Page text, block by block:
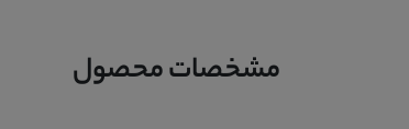
مشخصات محصول